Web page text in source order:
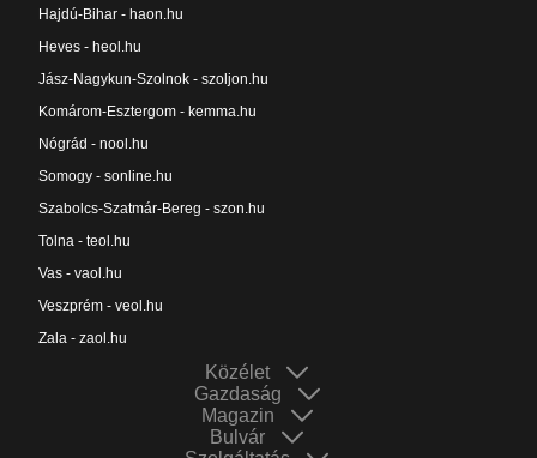
Hajdú-Bihar - haon.hu
Heves - heol.hu
Jász-Nagykun-Szolnok - szoljon.hu
Komárom-Esztergom - kemma.hu
Nógrád - nool.hu
Somogy - sonline.hu
Szabolcs-Szatmár-Bereg - szon.hu
Tolna - teol.hu
Vas - vaol.hu
Veszprém - veol.hu
Zala - zaol.hu
Közélet
Gazdaság
Magazin
Bulvár